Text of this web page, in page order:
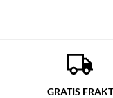
GRATIS FRAKT